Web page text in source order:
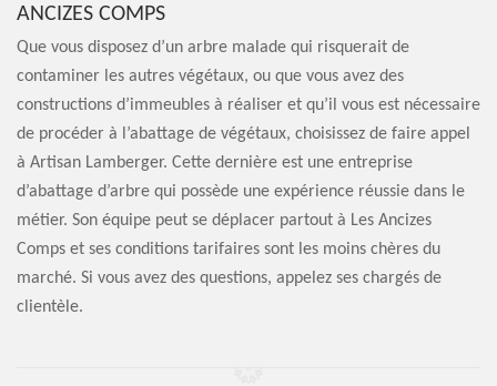
ANCIZES COMPS
Que vous disposez d’un arbre malade qui risquerait de
contaminer les autres végétaux, ou que vous avez des
constructions d’immeubles à réaliser et qu’il vous est nécessaire
de procéder à l’abattage de végétaux, choisissez de faire appel
à Artisan Lamberger. Cette dernière est une entreprise
d’abattage d’arbre qui possède une expérience réussie dans le
métier. Son équipe peut se déplacer partout à Les Ancizes
Comps et ses conditions tarifaires sont les moins chères du
marché. Si vous avez des questions, appelez ses chargés de
clientèle.